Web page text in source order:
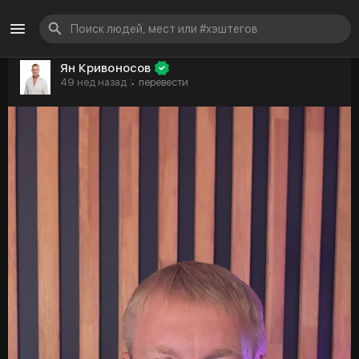
Ян Кривоносов
49 нед назад · перевести